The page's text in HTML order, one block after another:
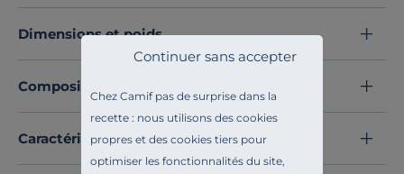
Chez Camif pas de surprise dans la
recette : nous utilisons des cookies
propres et des cookies tiers pour
optimiser les fonctionnalités du site,
Continuer sans accepter
un sommeil plus sain.
Découvrez toute notre sélection :
Dimensions et poids
Composition et matières
Caractéristiques techniques